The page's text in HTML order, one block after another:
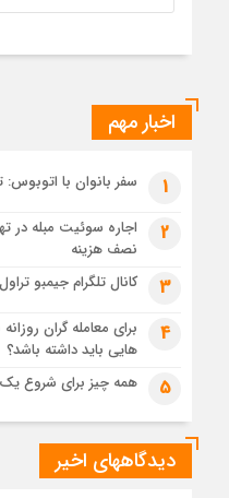
اخبار مهم
1 سفر بانوان با
2
اجاره سوئیت مبله در
نصف هزینه
3 کانال تلگرام جیمبو تراول
4
برای معامله گران
هایی باید داشته باشد؟
5 همه چیز برای شروع
دیدگاههای اخیر